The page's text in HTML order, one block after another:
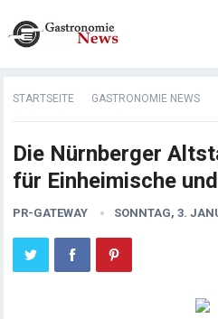
STARTSEITE GASTRONOMIE NEWS
Die Nürnberger
für Einheimische
PR-GATEWAY SONNTAG, 3.